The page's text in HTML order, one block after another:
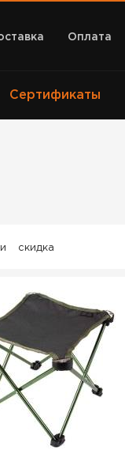
Оплата
Сертификаты
скидка